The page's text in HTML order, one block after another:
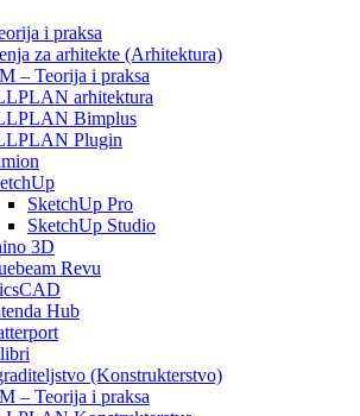
i praksa
za arhitekte (Arhitektura)
– Teorija i praksa
arhitektura
Bimplus
Plugin
SketchUp Pro
SketchUp Studio
3D
Revu
Hub
(Konstrukterstvo)
– Teorija i praksa